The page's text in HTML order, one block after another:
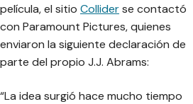
película, el sitio Colliderse contactó
con Paramount Pictures, quienes
enviaron la siguiente declaración de
parte del propio J.J. Abrams:
“La idea surgió hace mucho tiempo